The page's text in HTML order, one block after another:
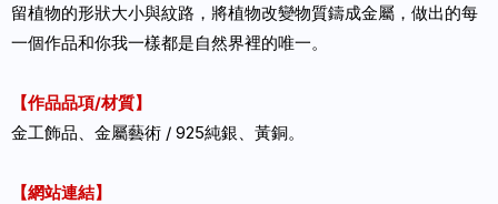
留植物的形狀大小與紋路，將植物改變物質鑄成金屬，做出的每
一個作品和你我一樣都是自然界裡的唯一。
【作品品項/材質】
金工飾品、金屬藝術 / 925純銀、黃銅。
【網站連結】